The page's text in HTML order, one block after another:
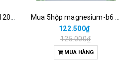
122.500₫
125.000₫
MUA HÀNG